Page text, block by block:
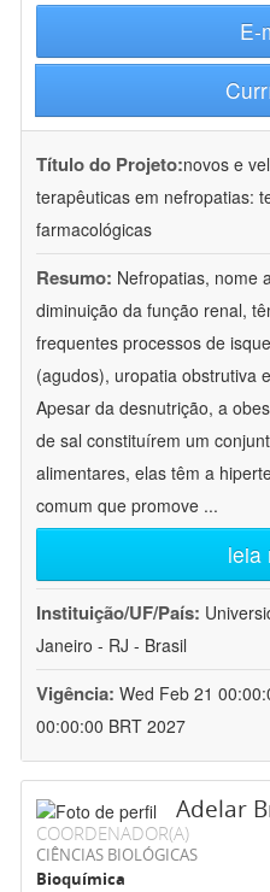
E-
Título do Projeto:novos e
terapêuticas em nefropatias:
farmacológicas
Resumo: Nefropatias, nome
diminuição da função renal,
frequentes processos de
(agudos), uropatia obstrutiva
Apesar da desnutrição, a
de sal constituírem um
alimentares, elas têm a
comum que promove ...
leia
Instituição/UF/País:
Janeiro - RJ - Brasil
Vigência: Wed Feb 21
00:00:00 BRT 2027
Adelar
COORDENADOR(A)
CIÊNCIAS BIOLÓGICAS
Bioquímica